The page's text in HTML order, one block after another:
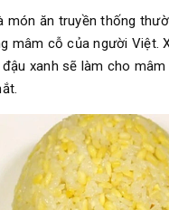
món ăn truyền thống
mâm cỗ của người Việt.
xanh sẽ làm cho